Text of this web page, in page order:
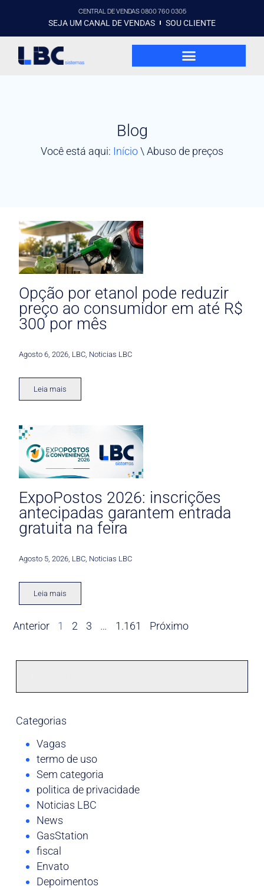
CENTRAL DE VENDAS 0800 760 0305
SEJA UM CANAL DE VENDAS SOU CLIENTE
Blog
Você está aqui: Início\ Abuso de preços
Opção por etanol pode reduzir
preço ao consumidor em até R$
300 por mês
Agosto 6, 2026 LBC Noticias LBC
Leia mais
ExpoPostos 2026: inscrições
antecipadas garantem entrada
gratuita na feira
Agosto 5, 2026 LBC Noticias LBC
Leia mais
Anterior 1 2 3 … 1.161 Próximo
Categorias
Vagas
termo de uso
Sem categoria
politica de privacidade
Noticias LBC
News
GasStation
fiscal
Envato
Depoimentos